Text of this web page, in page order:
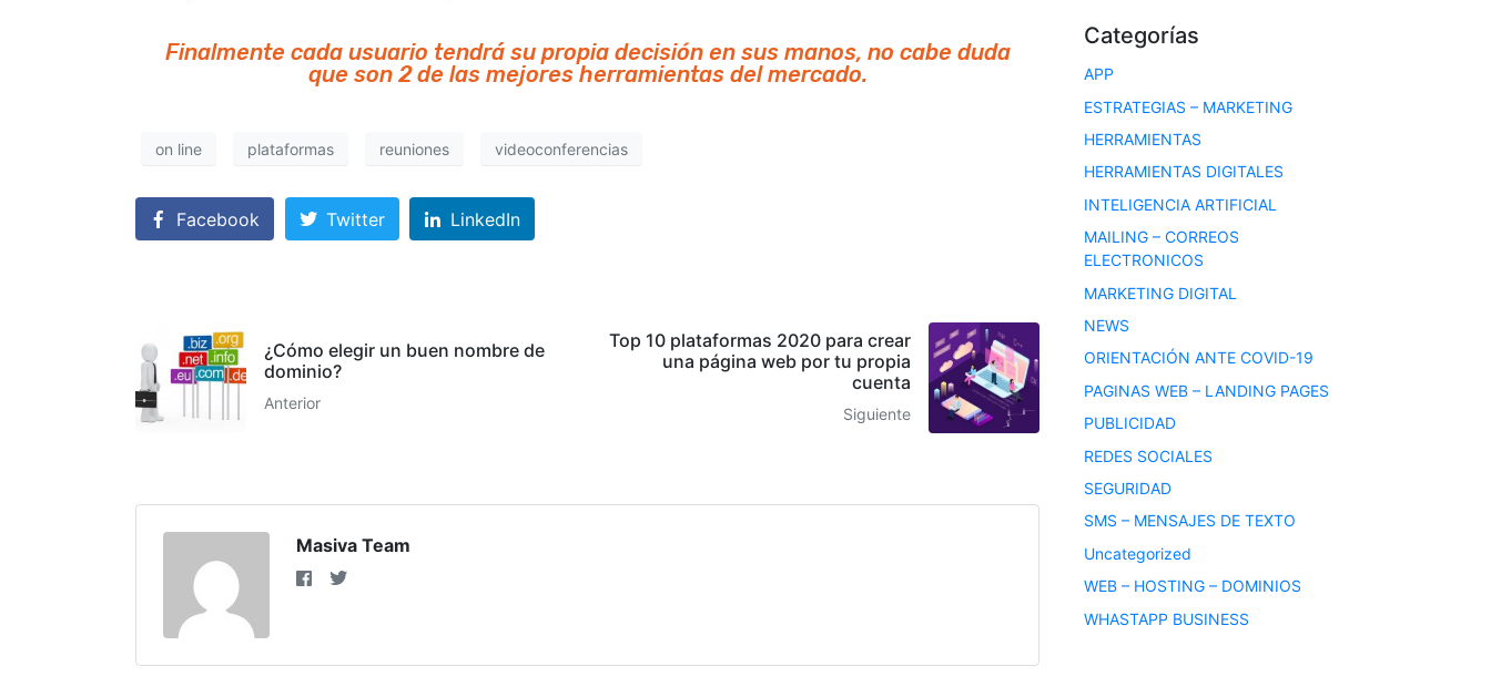
Finalmente cada usuario tendrá su propia decisión en sus manos, no cabe duda
que son 2 de las mejores herramientas del mercado.
on line plataformas reuniones videoconferencias
Facebook Twitter LinkedIn
¿Cómo elegir un buen nombre de
dominio?
Anterior
Top 10 plataformas 2020 para crear
una página web por tu propia
cuenta
Siguiente
Masiva Team
Categorías
APP
ESTRATEGIAS – MARKETING
HERRAMIENTAS
HERRAMIENTAS DIGITALES
INTELIGENCIA ARTIFICIAL
MAILING – CORREOS
ELECTRONICOS
MARKETING DIGITAL
NEWS
ORIENTACIÓN ANTE COVID-19
PAGINAS WEB – LANDING PAGES
PUBLICIDAD
REDES SOCIALES
SEGURIDAD
SMS – MENSAJES DE TEXTO
Uncategorized
WEB – HOSTING – DOMINIOS
WHASTAPP BUSINESS